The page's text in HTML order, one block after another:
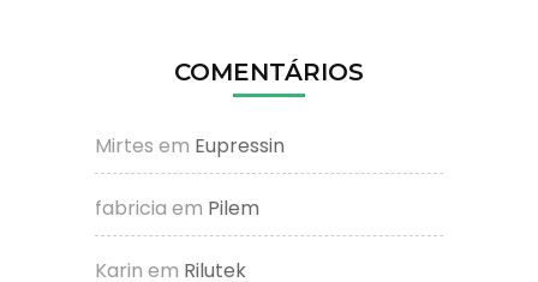
COMENTÁRIOS
Mirtes em Eupressin
fabricia em Pilem
Karin em Rilutek